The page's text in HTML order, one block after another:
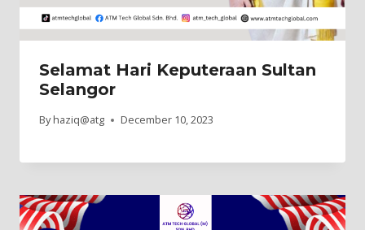
Selamat Hari Keputeraan Sultan
Selangor
By haziq@atg December 10, 2023